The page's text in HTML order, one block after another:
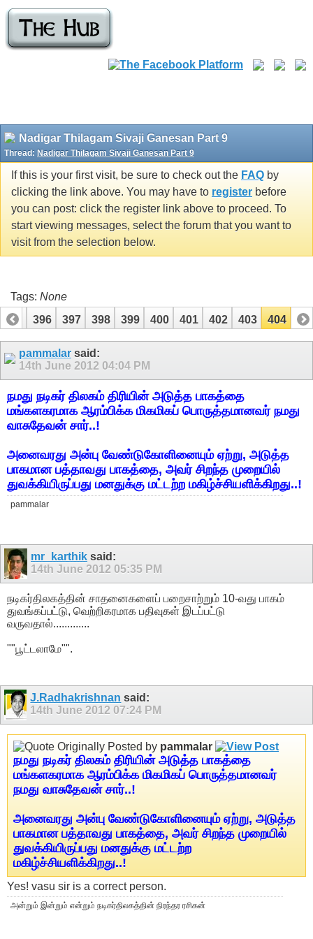
Nadigar Thilagam Sivaji Ganesan Part 9
Thread: Nadigar Thilagam Sivaji Ganesan Part 9
If this is your first visit, be sure to check out the FAQ by
clicking the link above. You may have to register before
you can post: click the register link above to proceed. To
start viewing messages, select the forum that you want to
visit from the selection below.
Tags: None
395
396 397 398 399 400 401 402 403 404
pammalar said:
14th June 2012 04:04 PM
நமது நடிகர் திலகம் திரியின் அடுத்த பாகத்தை
மங்களகரமாக ஆரம்பிக்க மிகமிகப் பொருத்தமானவர் நமது
வாசுதேவன் சார்..!
அனைவரது அன்பு வேண்டுகோளினையும் ஏற்று, அடுத்த
பாகமான பத்தாவது பாகத்தை, அவர் சிறந்த முறையில்
துவக்கியிருப்பது மனதுக்கு மட்டற்ற மகிழ்ச்சியளிக்கிறது..!
pammalar
mr_karthik said:
14th June 2012 05:35 PM
நடிகர்திலகத்தின் சாதனைகளைப் பறைசாற்றும் 10-வது பாகம்
துவங்கப்பட்டு, வெற்றிகரமாக பதிவுகள் இடப்பட்டு
வருவதால்.............
""பூட்டலாமே"".
J.Radhakrishnan said:
14th June 2012 07:24 PM
Originally Posted by pammalar
நமது நடிகர் திலகம் திரியின் அடுத்த பாகத்தை
மங்களகரமாக ஆரம்பிக்க மிகமிகப் பொருத்தமானவர்
நமது வாசுதேவன் சார்..!
அனைவரது அன்பு வேண்டுகோளினையும் ஏற்று, அடுத்த
பாகமான பத்தாவது பாகத்தை, அவர் சிறந்த முறையில்
துவக்கியிருப்பது மனதுக்கு மட்டற்ற
மகிழ்ச்சியளிக்கிறது..!
Yes! vasu sir is a correct person.
அன்றும் இன்றும் என்றும் நடிகர்திலகத்தின் நிரந்தர ரசிகன்